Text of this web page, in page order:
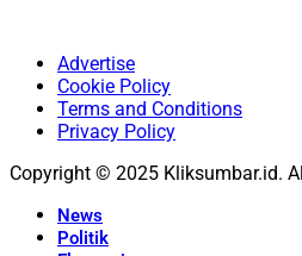
Advertise
Cookie Policy
Terms and Conditions
Privacy Policy
Copyright © 2025 Kliksumbar.id.
News
Politik